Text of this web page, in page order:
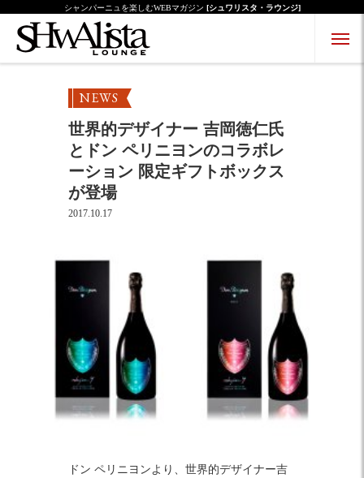
シャンパーニュを楽しむWEBマガジン [シュワリスタ・ラウンジ]
FacebookTwitter Instagram
NEWS
世界的デザイナー 吉岡徳仁氏
とドン ペリニヨンのコラボレ
ーション 限定ギフトボックス
が登場
2017.10.17
ドン ペリニヨンより、世界的デザイナー吉